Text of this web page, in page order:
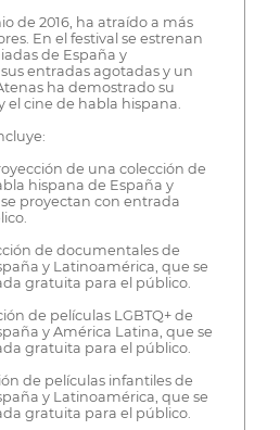
de 2016, ha atraído a más
En el festival se estrenan
de España y
entradas agotadas y un
ha demostrado su
el cine de habla hispana.
de una colección de
hispana de España y
proyectan con entrada
de documentales de
y Latinoamérica, que se
gratuita para el público.
de películas LGBTQ+ de
y América Latina, que se
gratuita para el público.
de películas infantiles de
y Latinoamérica, que se
gratuita para el público.